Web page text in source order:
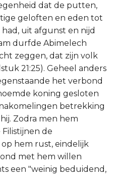
dat de putten,
geloften en eden tot
uit afgunst en nijd
durfde Abimelech
zeggen, dat zijn volk
21:25). Geheel anders
het verbond
koning gesloten
betrekking
Zodra men hem
de
hem rust, eindelijk
met hem willen
een "weinig beduidend,